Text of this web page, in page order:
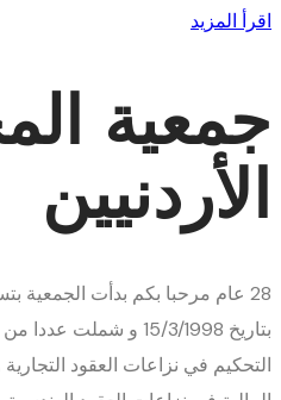
اقرأ المزيد
جمعية
الأردنيين
28 عام مرحبا بكم بدأت الجمعية
بتاريخ 15/3/1998 و
التحكيم في نزاعات العقود التجارية